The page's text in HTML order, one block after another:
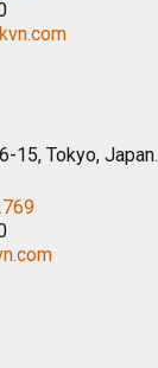
15, Tokyo, Japan.